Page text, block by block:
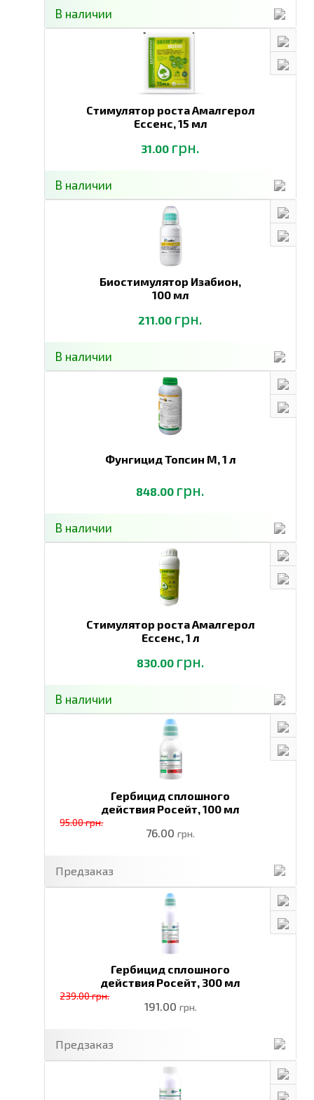
В наличии
Стимулятор роста Амалгерол
Ессенс,15 мл
31.00 грн.
В наличии
Биостимулятор Изабион,
100 мл
211.00 грн.
В наличии
Фунгицид Топсин М,1 л
848.00 грн.
В наличии
Стимулятор роста Амалгерол
Ессенс,1 л
830.00 грн.
В наличии
Гербицид сплошного
действия Росейт,100 мл
76.00 грн.
95.00 грн.
Предзаказ
Гербицид сплошного
действия Росейт, 300 мл
191.00 грн.
239.00 грн.
Предзаказ